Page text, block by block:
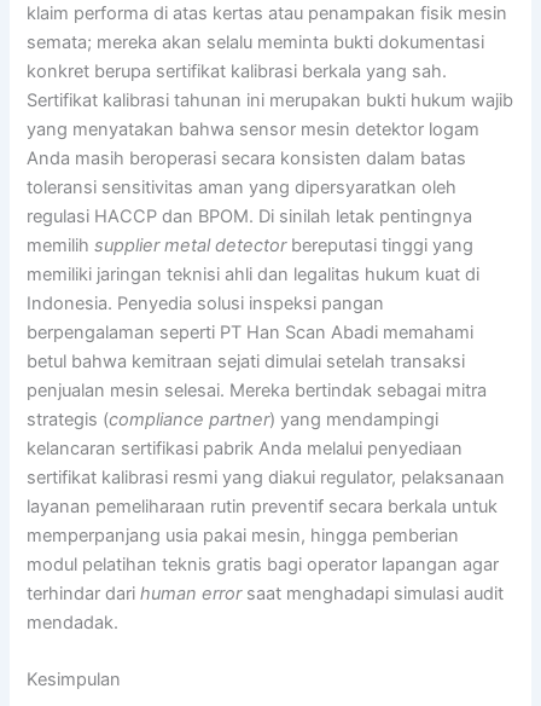
klaim performa di atas kertas atau penampakan fisik mesin
semata; mereka akan selalu meminta bukti dokumentasi
konkret berupa sertifikat kalibrasi berkala yang sah.
Sertifikat kalibrasi tahunan ini merupakan bukti hukum wajib
yang menyatakan bahwa sensor mesin detektor logam
Anda masih beroperasi secara konsisten dalam batas
toleransi sensitivitas aman yang dipersyaratkan oleh
regulasi HACCP dan BPOM. Di sinilah letak pentingnya
memilihsupplier metal detectorbereputasi tinggi yang
memiliki jaringan teknisi ahli dan legalitas hukum kuat di
Indonesia. Penyedia solusi inspeksi pangan
berpengalaman seperti PT Han Scan Abadi memahami
betul bahwa kemitraan sejati dimulai setelah transaksi
penjualan mesin selesai. Mereka bertindak sebagai mitra
strategis (compliance partner) yang mendampingi
kelancaran sertifikasi pabrik Anda melalui penyediaan
sertifikat kalibrasi resmi yang diakui regulator, pelaksanaan
layanan pemeliharaan rutin preventif secara berkala untuk
memperpanjang usia pakai mesin, hingga pemberian
modul pelatihan teknis gratis bagi operator lapangan agar
terhindar darihuman errorsaat menghadapi simulasi audit
mendadak.
Kesimpulan